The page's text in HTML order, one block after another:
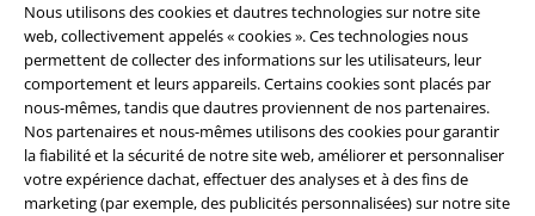
Nous utilisons des cookies et dautres technologies sur notre site
web, collectivement appelés « cookies ». Ces technologies nous
permettent de collecter des informations sur les utilisateurs, leur
comportement et leurs appareils. Certains cookies sont placés par
nous-mêmes, tandis que dautres proviennent de nos partenaires.
Nos partenaires et nous-mêmes utilisons des cookies pour garantir
la fiabilité et la sécurité de notre site web, améliorer et personnaliser
votre expérience dachat, effectuer des analyses et à des fins de
marketing (par exemple, des publicités personnalisées) sur notre site
Légal
Conditions générales
Éditeur